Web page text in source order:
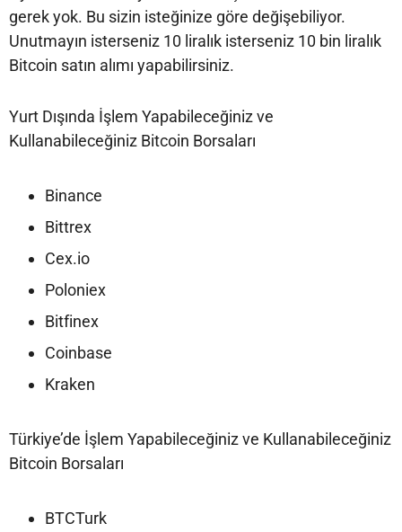
gerek yok. Bu sizin isteğinize göre değişebiliyor.
Unutmayın isterseniz 10 liralık isterseniz 10 bin liralık
Bitcoin satın alımı yapabilirsiniz.
Yurt Dışında İşlem Yapabileceğiniz ve
Kullanabileceğiniz Bitcoin Borsaları
Binance
Bittrex
Cex.io
Poloniex
Bitfinex
Coinbase
Kraken
Türkiye’de İşlem Yapabileceğiniz ve Kullanabileceğiniz
Bitcoin Borsaları
BTCTurk